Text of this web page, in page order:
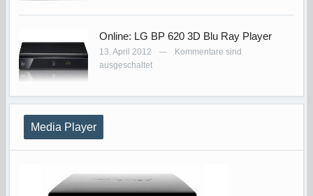
Online: LG BP 620 3D Blu Ray Player
13. April 2012 —
Kommentare sind
ausgeschaltet
Media Player